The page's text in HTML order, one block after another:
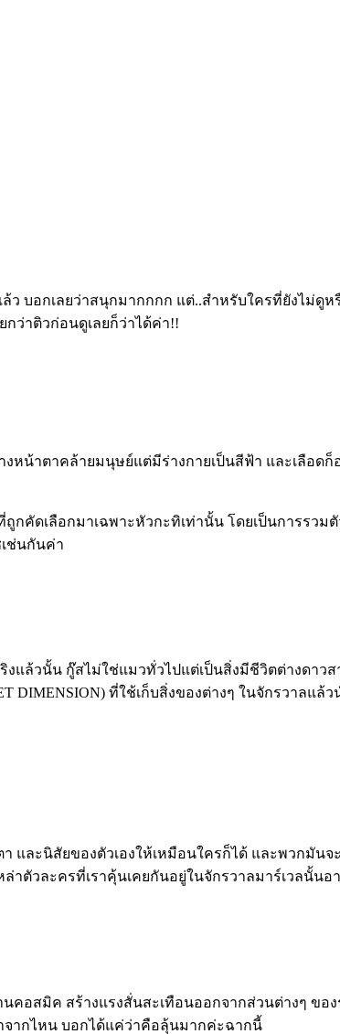
บอกเลยว่าสนุกมากกกก แต่..สำหรับใครที่ยังไม่ดู
ว่าติวก่อนดูเลยก็ว่าได้ค่า!!
งหน้าตาคล้ายมนุษย์แต่มีร่างกายเป็นสีฟ้า และเลือด
กคัดเลือกมาเฉพาะหัวกะทิเท่านั้น โดยเป็นการรวม
ช่นกันค่า
งแล้วนั้น กู๊สไม่ใช่แมวทั่วไปแต่เป็นสิ่งมีชีวิตต่างดาว
DIMENSION) ที่ใช้เก็บสิ่งของต่างๆ ในจักรวาลแล้
และนิสัยของตัวเองให้เหมือนใครก็ได้ และพวกมันจ
ล่าตัวละครที่เราคุ้นเคยกันอยู่ในจักรวาลมาร์เวลนั้นอ
นคอสมิค สร้างแรงสั่นสะเทือนออกจากส่วนต่างๆ ขอ
จากไหน บอกได้แค่ว่าคือลุ้นมากค่ะฉากนี้